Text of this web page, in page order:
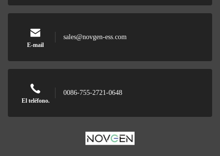
E-mail
sales@novgen-ess.com
El teléfono.
0086-755-2721-0648